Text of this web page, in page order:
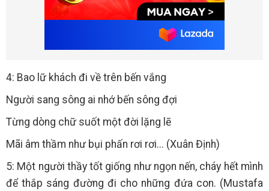
4: Bao lữ khách đi về trên bến vắng
Người sang sông ai nhớ bến sông đợi
Từng dòng chữ suốt một đời lặng lẽ
Mãi âm thầm như bụi phấn rơi rơi... (Xuân Định)
5: Một người thầy tốt giống như ngọn nến, cháy hết mình
để thắp sáng đường đi cho những đứa con. (Mustafa